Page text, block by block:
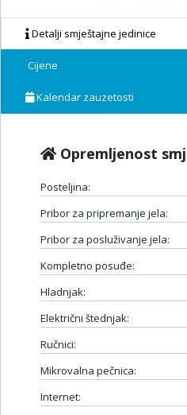
Detalji smještajne jedinice
Cijene
Kalendar zauzetosti
Opremljenost
Posteljina:
Pribor za pripremanje jela:
Pribor za posluživanje jela:
Kompletno posuđe:
Hladnjak:
Električni štednjak:
Ručnici:
Mikrovalna pečnica:
Internet: